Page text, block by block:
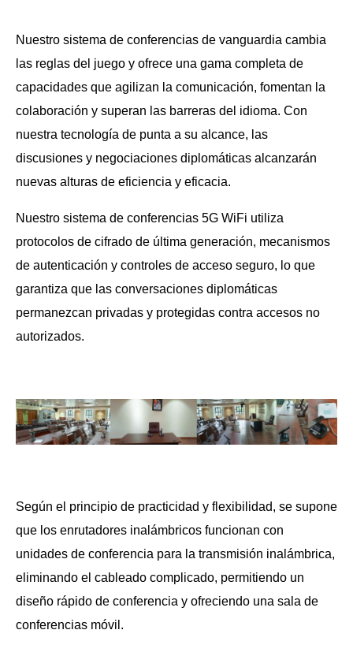
Nuestro sistema de conferencias de vanguardia cambia
las reglas del juego y ofrece una gama completa de
capacidades que agilizan la comunicación, fomentan la
colaboración y superan las barreras del idioma. Con
nuestra tecnología de punta a su alcance, las
discusiones y negociaciones diplomáticas alcanzarán
nuevas alturas de eficiencia y eficacia.
Nuestro sistema de conferencias 5G WiFi utiliza
protocolos de cifrado de última generación, mecanismos
de autenticación y controles de acceso seguro, lo que
garantiza que las conversaciones diplomáticas
permanezcan privadas y protegidas contra accesos no
autorizados.
Según el principio de practicidad y flexibilidad, se supone
que los enrutadores inalámbricos funcionan con
unidades de conferencia para la transmisión inalámbrica,
eliminando el cableado complicado, permitiendo un
diseño rápido de conferencia y ofreciendo una sala de
conferencias móvil.